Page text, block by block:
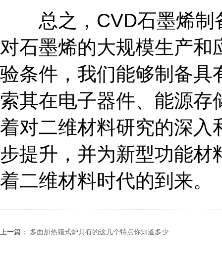
总之，CVD石墨烯制
对石墨烯的大规模生产
验条件，我们能够制备具
索其在电子器件、能源
着对二维材料研究的深入
步提升，并为新型功能材
着二维材料时代的到来。
上一篇： 多面加热箱式炉具有的这几个特点你知道多少